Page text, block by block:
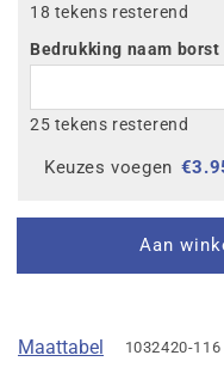
18 tekens resterend
Bedrukking naam borst
25 tekens resterend
Keuzes voegen €
Aan
Maattabel 1032420-116